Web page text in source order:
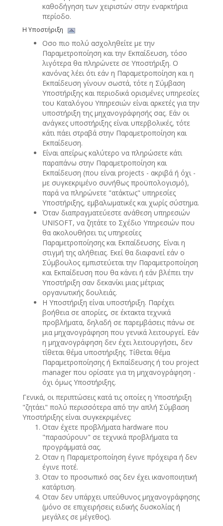
καθοδήγηση των χειριστών στην εναρκτήρια
περίοδο.
Η Υποστήριξη
Οσο πιο πολύ ασχοληθείτε με την
Παραμετροποίηση και την Εκπαίδευση, τόσο
λιγότερα θα πληρώνετε σε Yποστήριξη. Ο
κανόνας λέει ότι εάν η Παραμετροποίηση και η
Εκπαίδευση γίνουν σωστά, τότε η Σύμβαση
Υποστήριξης και περιοδικά ορισμένες υπηρεσίες
του Καταλόγου Υπηρεσιών είναι αρκετές για την
υποστήριξη της μηχανογράφησής σας. Εάν οι
ανάγκες υποστήριξης είναι υπερβολικές, τότε
κάτι πάει στραβά στην Παραμετροποίηση και
Εκπαίδευση.
Είναι απείρως καλύτερο να πληρώσετε κάτι
παραπάνω στην Παραμετροποίηση και
Εκπαίδευση (που είναι projects - ακριβά ή όχι -
με συγκεκριμένο συνήθως προϋπολογισμό),
παρά να πληρώνετε "ατάκτως" υπηρεσίες
Υποστήριξης, εμβαλωματικές και χωρίς σύστημα.
Όταν διαπραγματεύεστε ανάθεση υπηρεσιών
UNISOFT, να ζητάτε το Σχέδιο Υπηρεσιών που
θα ακολουθήσει τις υπηρεσίες
Παραμετροποίησης και Εκπαίδευσης. Είναι η
στιγμή της αλήθειας. Εκεί θα διαφανεί εάν ο
Σύμβουλος εμπιστεύεται την Παραμετροποίηση
και Εκπαίδευση που θα κάνει ή εάν βλέπει την
Υποστήριξη σαν δεκανίκι μιας μέτριας
οργανωτικής δουλειάς.
Η Υποστήριξη είναι υποστήριξη. Παρέχει
βοήθεια σε απορίες, σε έκτακτα τεχνικά
προβλήματα, δηλαδή σε παρεμβάσεις πάνω σε
μια μηχανογράφηση που γενικά λειτουργεί. Εάν
η μηχανογράφηση δεν έχει λειτουργήσει, δεν
τίθεται θέμα υποστήριξης. Τίθεται θέμα
Παραμετροποίησης ή Εκπαίδευσης ή του project
manager που ορίσατε για τη μηχανογράφηση -
όχι όμως Υποστήριξης.
Γενικά, οι περιπτώσεις κατά τις οποίες η Υποστήριξη
"ζητάει" πολύ περισσότερα από την απλή Σύμβαση
Υποστήριξης είναι συγκεκριμένες:
Οταν έχετε προβλήματα hardware που
"παρασύρουν" σε τεχνικά προβλήματα τα
προγράμματά σας.
Οταν η Παραμετροποίηση έγινε πρόχειρα ή δεν
έγινε ποτέ.
Οταν το προσωπικό σας δεν έχει ικανοποιητική
κατάρτιση.
Οταν δεν υπάρχει υπεύθυνος μηχανογράφησης
(μόνο σε επιχειρήσεις ειδικής δυσκολίας ή
μεγάλες σε μέγεθος).